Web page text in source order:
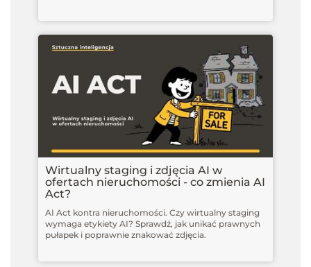
Wirtualny staging i zdjęcia AI w
ofertach nieruchomości - co zmienia AI
Act?
AI Act kontra nieruchomości. Czy wirtualny staging
wymaga etykiety AI? Sprawdź, jak unikać prawnych
pułapek i poprawnie znakować zdjęcia.